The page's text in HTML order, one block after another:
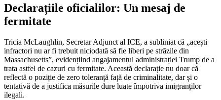
Declarațiile oficialilor: Un mesaj de
fermitate
Tricia McLaughlin, Secretar Adjunct al ICE, a subliniat că „acești
infractori nu ar fi trebuit niciodată să fie liberi pe străzile din
Massachusetts”, evidențiind angajamentul administrației Trump de a
trata astfel de cazuri cu fermitate. Această declarație nu doar că
reflectă o poziție de zero toleranță față de criminalitate, dar și o
tentativă de a justifica măsurile dure luate împotriva imigranților
ilegali.